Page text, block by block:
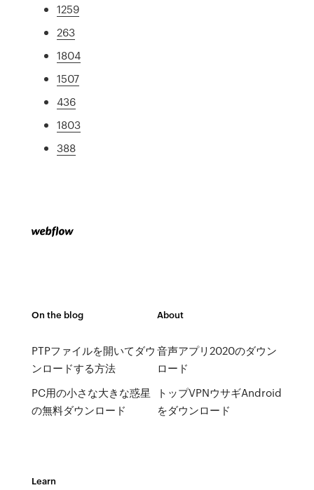
1259
263
1804
1507
436
1803
388
On the blog
PTPファイルを開いてダウ
ンロードする方法
PC用の小さな大きな惑星
の無料ダウンロード
About
音声アプリ2020のダウン
ロード
トップVPNウサギAndroid
をダウンロード
Learn